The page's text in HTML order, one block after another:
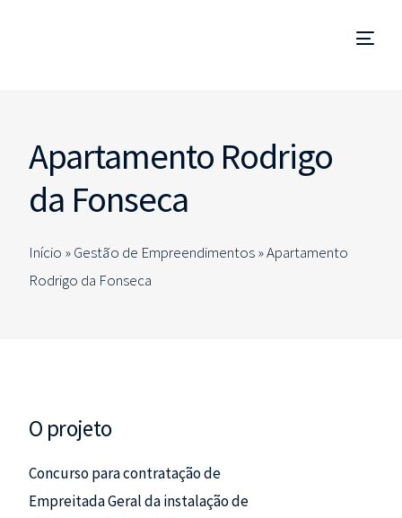
Apartamento Rodrigo
da Fonseca
Início »Gestão de Empreendimentos»Apartamento
Rodrigo da Fonseca
O projeto
Concurso para contratação de
Empreitada Geral da instalação de
Coordenação e Fiscalização de Obra
Technical Due Diligence
Estudos e Projetos